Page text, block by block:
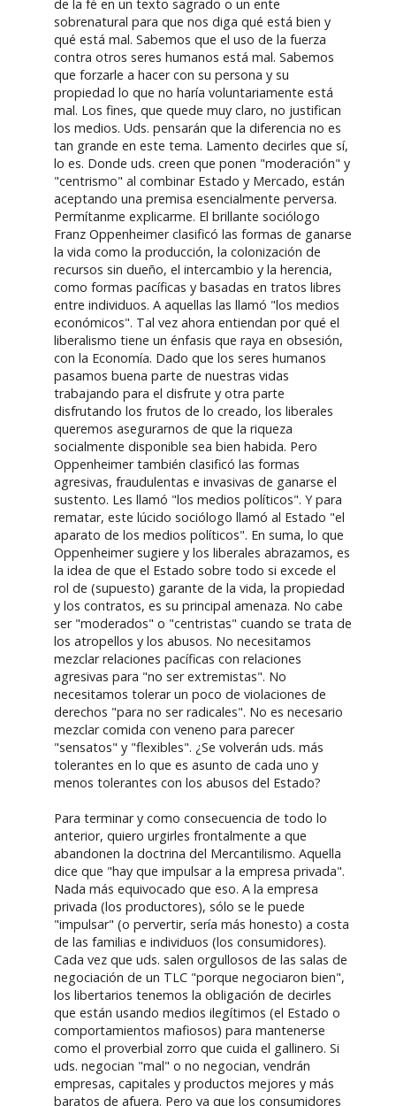
de la fé en un texto sagrado o un ente
sobrenatural para que nos diga qué está bien y
qué está mal. Sabemos que el uso de la fuerza
contra otros seres humanos está mal. Sabemos
que forzarle a hacer con su persona y su
propiedad lo que no haría voluntariamente está
mal. Los fines, que quede muy claro, no justifican
los medios. Uds. pensarán que la diferencia no es
tan grande en este tema. Lamento decirles que sí,
lo es. Donde uds. creen que ponen "moderación" y
"centrismo" al combinar Estado y Mercado, están
aceptando una premisa esencialmente perversa.
Permítanme explicarme. El brillante sociólogo
Franz Oppenheimer clasificó las formas de ganarse
la vida como la producción, la colonización de
recursos sin dueño, el intercambio y la herencia,
como formas pacíficas y basadas en tratos libres
entre individuos. A aquellas las llamó "los medios
económicos". Tal vez ahora entiendan por qué el
liberalismo tiene un énfasis que raya en obsesión,
con la Economía. Dado que los seres humanos
pasamos buena parte de nuestras vidas
trabajando para el disfrute y otra parte
disfrutando los frutos de lo creado, los liberales
queremos asegurarnos de que la riqueza
socialmente disponible sea bien habida. Pero
Oppenheimer también clasificó las formas
agresivas, fraudulentas e invasivas de ganarse el
sustento. Les llamó "los medios políticos". Y para
rematar, este lúcido sociólogo llamó al Estado "el
aparato de los medios políticos". En suma, lo que
Oppenheimer sugiere y los liberales abrazamos, es
la idea de que el Estado sobre todo si excede el
rol de (supuesto) garante de la vida, la propiedad
y los contratos, es su principal amenaza. No cabe
ser "moderados" o "centristas" cuando se trata de
los atropellos y los abusos. No necesitamos
mezclar relaciones pacíficas con relaciones
agresivas para "no ser extremistas". No
necesitamos tolerar un poco de violaciones de
derechos "para no ser radicales". No es necesario
mezclar comida con veneno para parecer
"sensatos" y "flexibles". ¿Se volverán uds. más
tolerantes en lo que es asunto de cada uno y
menos tolerantes con los abusos del Estado?
Para terminar y como consecuencia de todo lo
anterior, quiero urgirles frontalmente a que
abandonen la doctrina del Mercantilismo. Aquella
dice que "hay que impulsar a la empresa privada".
Nada más equivocado que eso. A la empresa
privada (los productores), sólo se le puede
"impulsar" (o pervertir, sería más honesto) a costa
de las familias e individuos (los consumidores).
Cada vez que uds. salen orgullosos de las salas de
negociación de un TLC "porque negociaron bien",
los libertarios tenemos la obligación de decirles
que están usando medios ilegítimos (el Estado o
comportamientos mafiosos) para mantenerse
como el proverbial zorro que cuida el gallinero. Si
uds. negocian "mal" o no negocian, vendrán
empresas, capitales y productos mejores y más
baratos de afuera. Pero ya que los consumidores